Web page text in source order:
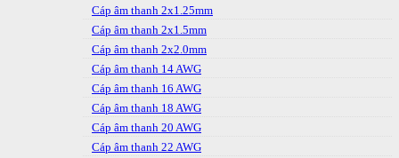
Cáp âm thanh 2x1.25mm
Cáp âm thanh 2x1.5mm
Cáp âm thanh 2x2.0mm
Cáp âm thanh 14 AWG
Cáp âm thanh 16 AWG
Cáp âm thanh 18 AWG
Cáp âm thanh 20 AWG
Cáp âm thanh 22 AWG